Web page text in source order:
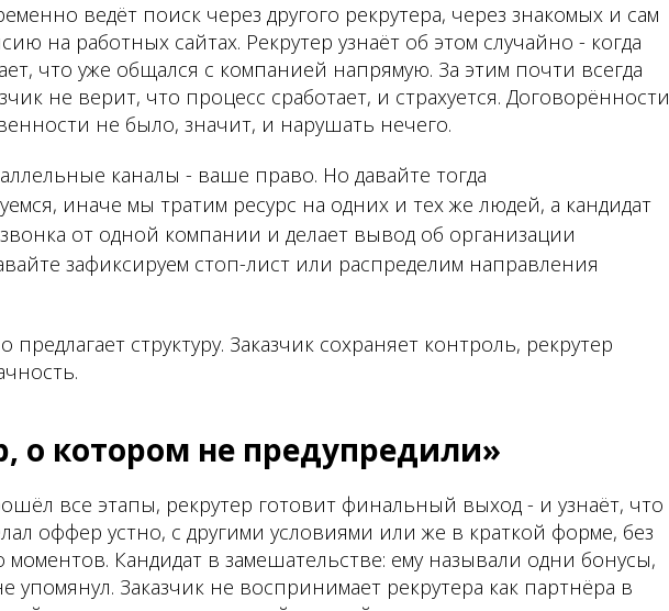
ведёт поиск через другого рекрутера, через знакомых и сам
на работных сайтах. Рекрутер узнаёт об этом случайно - когда
что уже общался с компанией напрямую. За этим почти всегда
не верит, что процесс сработает, и страхуется. Договорённости
не было, значит, и нарушать нечего.
каналы - ваше право. Но давайте тогда
иначе мы тратим ресурс на одних и тех же людей, а кандидат
от одной компании и делает вывод об организации
зафиксируем стоп-лист или распределим направления
предлагает структуру. Заказчик сохраняет контроль, рекрутер
о котором не предупредили»
все этапы, рекрутер готовит финальный выход - и узнаёт, что
оффер устно, с другими условиями или же в краткой форме, без
моментов. Кандидат в замешательстве: ему называли одни бонусы,
упомянул. Заказчик не воспринимает рекрутера как партнёра в